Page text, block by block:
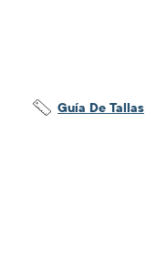
Guía De Tallas